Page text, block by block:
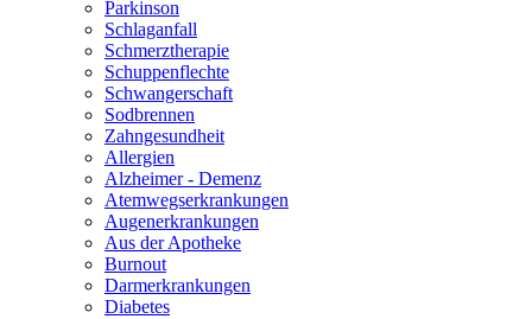
Parkinson
Schlaganfall
Schmerztherapie
Schuppenflechte
Schwangerschaft
Sodbrennen
Zahngesundheit
Allergien
Alzheimer - Demenz
Atemwegserkrankungen
Augenerkrankungen
Aus der Apotheke
Burnout
Darmerkrankungen
Diabetes